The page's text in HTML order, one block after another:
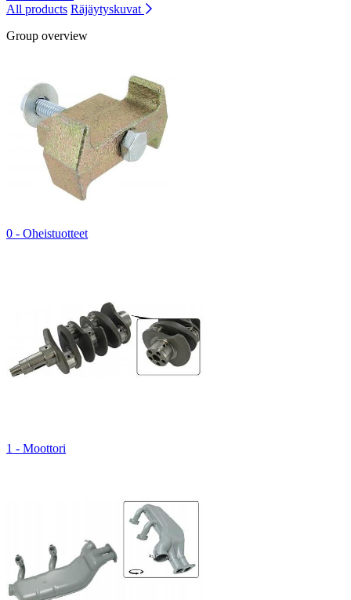
All products Räjäytyskuvat
Group overview
0 - Oheistuotteet
1 - Moottori